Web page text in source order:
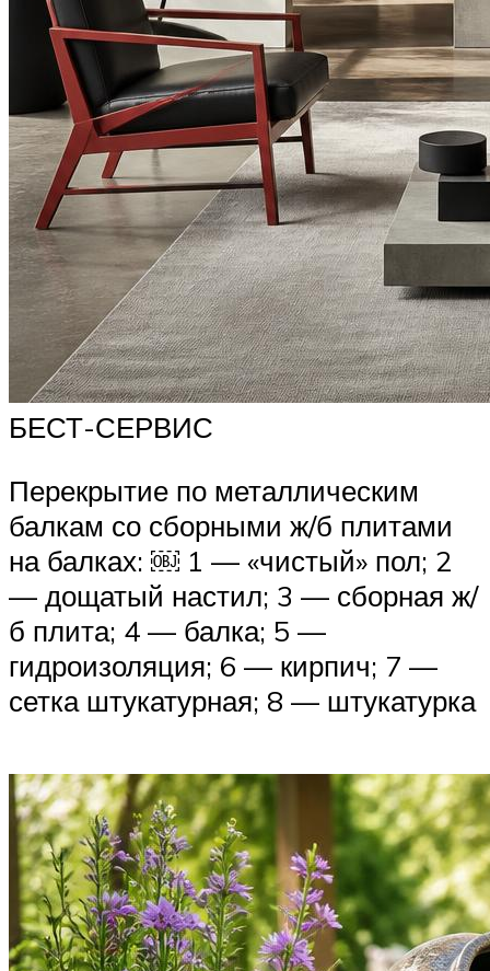
БЕСТ-СЕРВИС
Перекрытие по металлическим
балкам со сборными ж/б плитами
на балках: ￼ 1 — «чистый» пол; 2
— дощатый настил; 3 — сборная ж/
б плита; 4 — балка; 5 —
гидроизоляция; 6 — кирпич; 7 —
сетка штукатурная; 8 — штукатурка